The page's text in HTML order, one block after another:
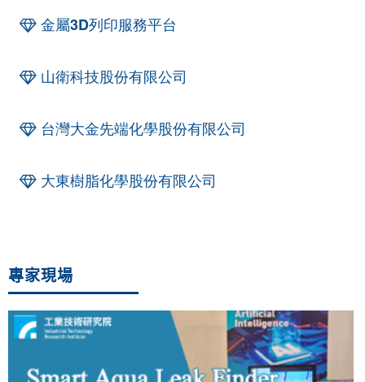
金屬3D列印服務平台
山衛科技股份有限公司
台灣大金先端化學股份有限公司
大東樹脂化學股份有限公司
專家現場